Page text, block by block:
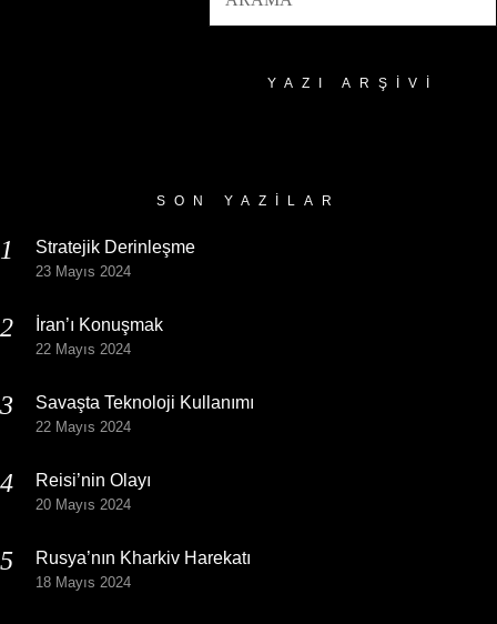
YAZI ARŞIVI
SON YAZILAR
Stratejik Derinleşme
23 Mayıs 2024
İran’ı Konuşmak
22 Mayıs 2024
Savaşta Teknoloji Kullanımı
22 Mayıs 2024
Reisi’nin Olayı
20 Mayıs 2024
Rusya’nın Kharkiv Harekatı
18 Mayıs 2024